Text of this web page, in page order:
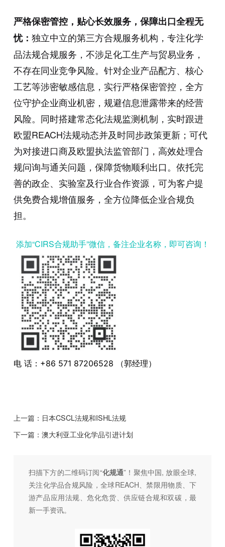
严格保密管控，贴心长效服务，保障出口全程无
忧： 独立中立的第三方合规服务机构，专注化学
品法规合规服务，不涉足化工生产与贸易业务，
不存在同业竞争风险。针对企业产品配方、核心
工艺等涉密敏感信息，实行严格保密管控，全方
位守护企业商业机密，规避信息泄露带来的经营
风险。同时搭建常态化法规监测机制，实时跟进
欧盟REACH法规动态并及时同步政策更新；可代
为对接进口商及欧盟执法监管部门，高效处理合
规问询与通关问题，保障货物顺利出口。依托完
善的政企、实验室及行业合作资源，可为客户提
供免费合规增值服务，全方位降低企业合规负
担。
添加“CIRS合规助手”微信，备注企业名称，即可咨询！
电 话：+86 571 87206528 （郭经理）
上一篇： 日本CSCL法规和ISHL法规
下一篇： 澳大利亚工业化学品引进计划
扫描下方的二维码订阅“化规通”！聚焦中国, 放眼全球,
关注化学品合规风险，全球REACH、禁限用物质、下
游产品应用法规、危化危货、供应链合规和双碳，最
新一手资讯。